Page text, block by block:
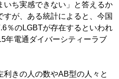
ち実感できない」と答えるか
すが、ある統計によると、今国
％のLGBTが存在するといわれ
年電通ダイバーシティーラブ
きの人の数やAB型の人々と